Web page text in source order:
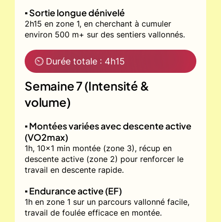
▪️ Sortie longue dénivelé
2h15 en zone 1, en cherchant à cumuler
environ 500 m+ sur des sentiers vallonnés.
⏲ Durée totale : 4h15
Semaine 7 (Intensité &
volume)
▪️ Montées variées avec descente active
(VO2max)
1h, 10x1 min montée (zone 3), récup en
descente active (zone 2) pour renforcer le
travail en descente rapide.
▪️ Endurance active (EF)
1h en zone 1 sur un parcours vallonné facile,
travail de foulée efficace en montée.